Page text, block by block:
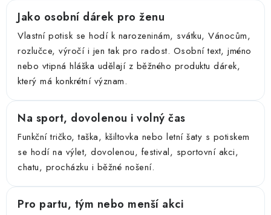
Jako osobní dárek pro ženu
Vlastní potisk se hodí k narozeninám, svátku, Vánocům,
rozlučce, výročí i jen tak pro radost. Osobní text, jméno
nebo vtipná hláška udělají z běžného produktu dárek,
který má konkrétní význam.
Na sport, dovolenou i volný čas
Funkční tričko, taška, kšiltovka nebo letní šaty s potiskem
se hodí na výlet, dovolenou, festival, sportovní akci,
chatu, procházku i běžné nošení.
Pro partu, tým nebo menší akci